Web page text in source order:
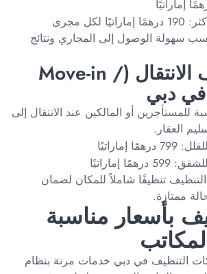
مجرى
سهولة الوصول إلى المجاري ونتائج
تكلفة تنظيف الانتقال (Move-in /
للمستأجرين أو المالكين عند الانتقال إلى
العقار.
إماراتيًا
إماراتيًا
تنظيفًا شاملاً للمكان لضمان
ممتازة.
بأسعار مناسبة
التنظيف في دبي خدمات مرنة بنظام